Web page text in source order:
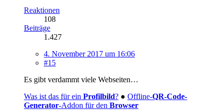
Reaktionen
108
Beiträge
1.427
4. November 2017 um 16:06
#15
Es gibt verdammt viele Webseiten…
Was ist das für ein Profilbild? ● Offline-QR-Code-
Generator-Addon für den Browser